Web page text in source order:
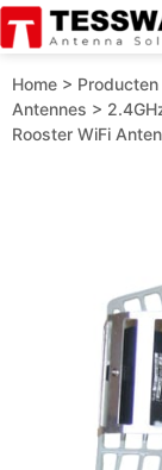
Home > Producten
Antennes >
Rooster WiFi